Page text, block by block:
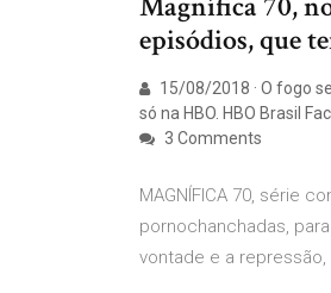
episódios, que
15/08/2018 · O fogo
só na HBO. HBO Brasil
3 Comments
MAGNÍFICA 70, série
pornochanchadas,
vontade e a